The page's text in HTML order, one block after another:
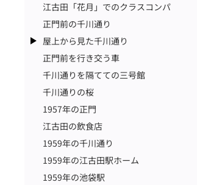
江古田「花月」でのクラスコンパ
正門前の千川通り
屋上から見た千川通り
正門前を行き交う車
千川通りを隔てての三号館
千川通りの桜
1957年の正門
江古田の飲食店
1959年の千川通り
1959年の江古田駅ホーム
1959年の池袋駅